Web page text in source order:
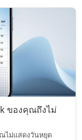
ของคุณถึงไม่
ไม่แสดงวันหยุด